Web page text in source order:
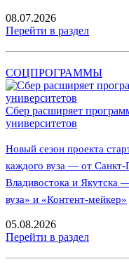
08.07.2026
Перейти в раздел
СОЦПРОГРАММЫ
Сбер расширяет
университетов
Новый сезон проекта
каждого вуза — от Санкт-
Владивостока и Якутска
вуза» и «Контент-мейкер»
05.08.2026
Перейти в раздел